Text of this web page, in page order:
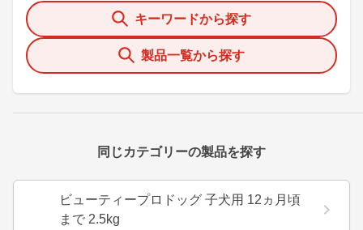
キーワードから探す
製品一覧から探す
同じカテゴリーの製品を探す
ビューティープロドッグ 子犬用 12ヵ月頃
まで 2.5kg